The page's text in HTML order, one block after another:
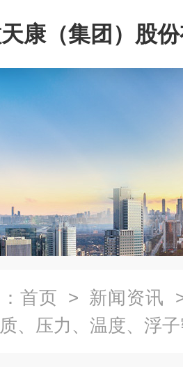
康（集团）股
首页 > 新闻资讯
、压力、温度、浮